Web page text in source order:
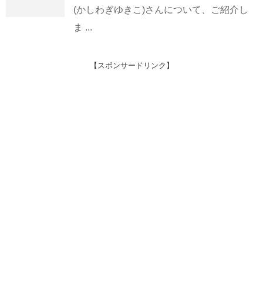
(かしわぎゆきこ)さんについて、ご紹介し
ま ...
【スポンサードリンク】